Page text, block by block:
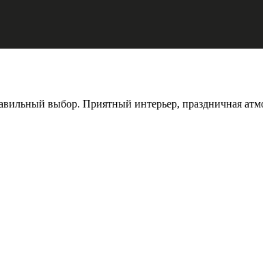
выбор. Приятный интерьер, праздничная